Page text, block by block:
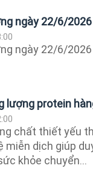
ngày 22/6/2026
ngày 22/6/2026
lượng protein
chất thiết yếu
miễn dịch giúp
khỏe chuyển...